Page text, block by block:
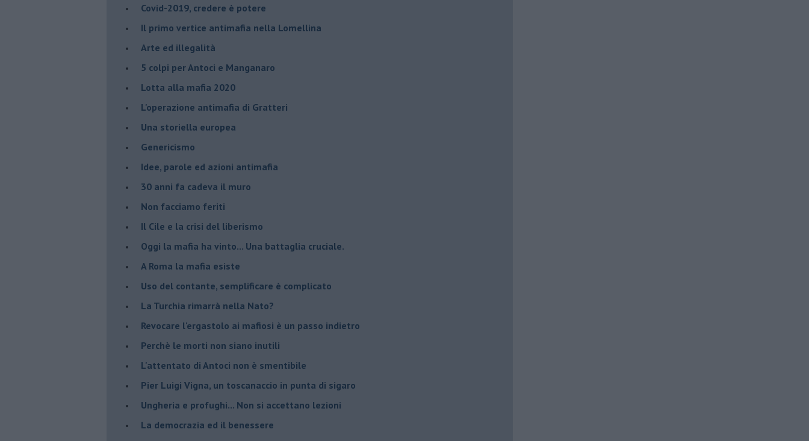
Covid-2019, credere è potere
Il primo vertice antimafia nella Lomellina
Arte ed illegalità
​5 colpi per Antoci e Manganaro
Lotta alla mafia 2020
L'operazione antimafia di Gratteri
Una storiella europea
Genericismo
Idee, parole ed azioni antimafia
30 anni fa cadeva il muro
Non facciamo feriti
Il Cile e la crisi del liberismo
Oggi la mafia ha vinto... Una battaglia cruciale.
A Roma la mafia esiste
Uso del contante, semplificare è complicato
La Turchia rimarrà nella Nato?
Revocare l'ergastolo ai mafiosi è un passo indietro
Perchè le morti non siano inutili
L'attentato di Antoci non è smentibile
Pier Luigi Vigna, un toscanaccio in punta di sigaro
Ungheria e profughi... Non si accettano lezioni
La democrazia ed il benessere